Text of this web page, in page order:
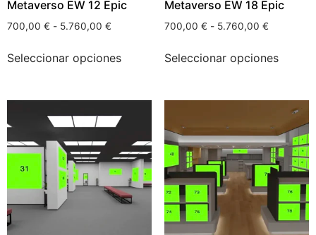
Metaverso EW 12 Epic
700,00 € - 5.760,00 €
Seleccionar opciones
Metaverso EW 18 Epic
700,00 € - 5.760,00 €
Seleccionar opciones